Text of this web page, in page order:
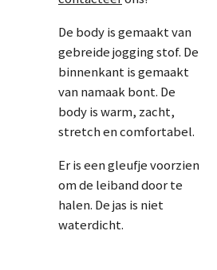
De body is gemaakt van
gebreide jogging stof. De
binnenkant is gemaakt
van namaak bont. De
body is warm, zacht,
stretch en comfortabel.
Er is een gleufje voorzien
om de leiband door te
halen. De jas is niet
waterdicht.